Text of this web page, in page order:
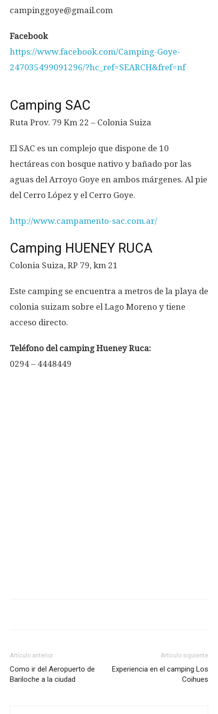
campinggoye@gmail.com
Facebook
https://www.facebook.com/Camping-Goye-
247035499091296/?hc_ref=SEARCH&fref=nf
Camping SAC
Ruta Prov. 79 Km 22 – Colonia Suiza
El SAC es un complejo que dispone de 10
hectáreas con bosque nativo y bañado por las
aguas del Arroyo Goye en ambos márgenes. Al pie
del Cerro López y el Cerro Goye.
http://www.campamento-sac.com.ar/
Camping HUENEY RUCA
Colonia Suiza, RP 79, km 21
Este camping se encuentra a metros de la playa de
colonia suizam sobre el Lago Moreno y tiene
acceso directo.
Teléfono del camping Hueney Ruca:
0294 – 4448449
Artículo anterior
Como ir del Aeropuerto de
Bariloche a la ciudad
Artículo siguiente
Experiencia en el camping Los
Coihues